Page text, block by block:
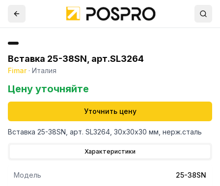
Вставка 25-38SN, арт.SL3264
Fimar· Италия
Цену уточняйте
Уточнить цену
Вставка 25-38SN, арт. SL3264, 30х30х30 мм, нерж.сталь
Характеристики
Модель 25-38SN